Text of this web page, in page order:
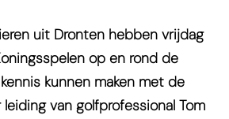
uit Dronten hebben vrijdag
op en rond de
kunnen maken met de
van golfprofessional Tom